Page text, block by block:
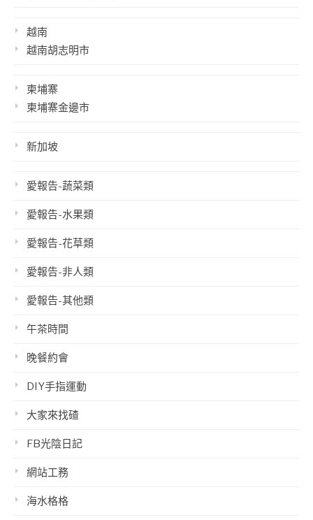
越南
越南胡志明市
柬埔寨
柬埔寨金邊市
新加坡
愛報告-蔬菜類
愛報告-水果類
愛報告-花草類
愛報告-非人類
愛報告-其他類
午茶時間
晚餐約會
DIY手指運動
大家來找碴
FB光陰日記
網站工務
海水格格